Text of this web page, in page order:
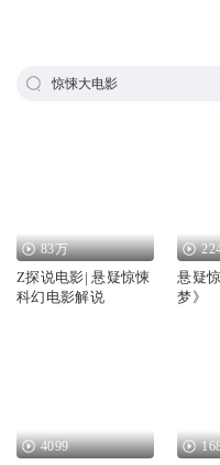
惊悚大电影
83万
Z探说电影| 悬疑惊悚
科幻电影解说
悬疑
梦》
4099